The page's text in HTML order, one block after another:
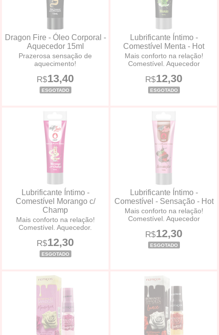
Dragon Fire - Óleo Corporal -
Aquecedor 15ml
Prazerosa sensação de
aquecimento!
R$13,40
ESGOTADO
Lubrificante Íntimo -
Comestível Menta - Hot
Mais conforto na relação!
Comestível. Aquecedor
R$12,30
ESGOTADO
Lubrificante Íntimo -
Comestível Morango c/
Champ
Mais conforto na relação!
Comestível. Aquecedor.
R$12,30
ESGOTADO
Lubrificante Íntimo -
Comestível - Sensação - Hot
Mais conforto na relação!
Comestível. Aquecedor
R$12,30
ESGOTADO